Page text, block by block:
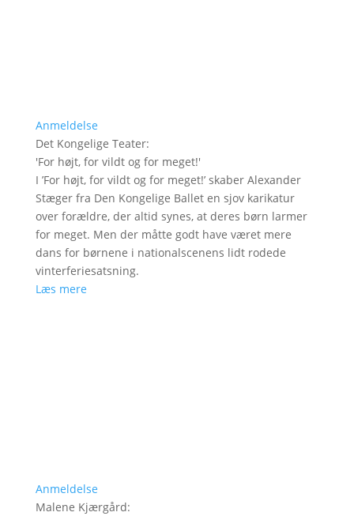
Anmeldelse
Det Kongelige Teater:
'For højt, for vildt og for meget!'
I ’For højt, for vildt og for meget!’ skaber Alexander
Stæger fra Den Kongelige Ballet en sjov karikatur
over forældre, der altid synes, at deres børn larmer
for meget. Men der måtte godt have været mere
dans for børnene i nationalscenens lidt rodede
vinterferiesatsning.
Læs mere
Anmeldelse
Malene Kjærgård: